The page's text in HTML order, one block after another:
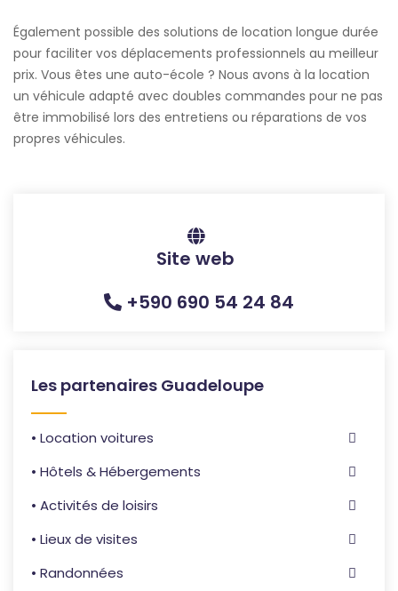
Également possible des solutions de location longue durée
pour faciliter vos déplacements professionnels au meilleur
prix. Vous êtes une auto-école ? Nous avons à la location
un véhicule adapté avec doubles commandes pour ne pas
être immobilisé lors des entretiens ou réparations de vos
propres véhicules.
Site web
+590 690 54 24 84
Les partenaires Guadeloupe
• Location voitures
• Hôtels & Hébergements
• Activités de loisirs
• Lieux de visites
• Randonnées